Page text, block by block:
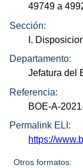
49749 a
Sección:
I.
Departamento:
Jefatura del
Referencia:
BOE-A-
Permalink ELI:
https://
Otros formatos: